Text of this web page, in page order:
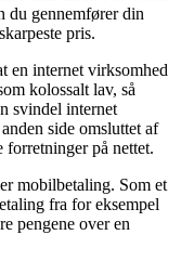
gennemfører din
pris.
en internet virksomhed
kolossalt lav, så
svindel internet
side omsluttet af
på nettet.
mobilbetaling. Som et
fra for eksempel
pengene over en